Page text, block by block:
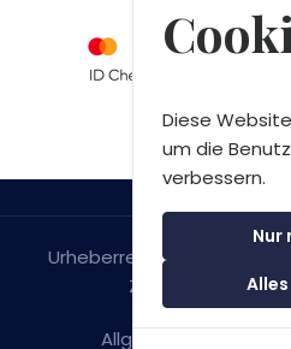
Urheberrecht © 2026
Zadar. Alle
Allgemeine
Diese
um die
verbessern.
Nur